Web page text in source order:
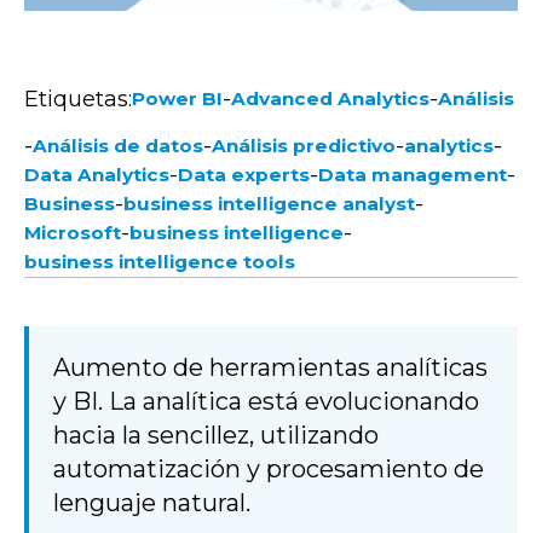
Etiquetas:Power BI-Advanced Analytics-Análisis
-Análisis de datos-Análisis predictivo-analytics-
Data Analytics-Data experts-Data management-
Business-business intelligence analyst-
Microsoft-business intelligence-
business intelligence tools
Aumento de herramientas analíticas
y BI. La analítica está evolucionando
hacia la sencillez, utilizando
automatización y procesamiento de
lenguaje natural.